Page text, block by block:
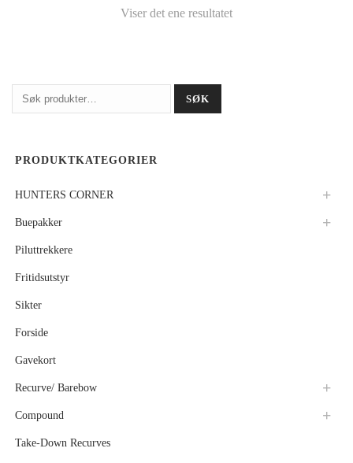
Viser det ene resultatet
Søk
etter:
SØK
PRODUKTKATEGORIER
HUNTERS CORNER
Buepakker
Piluttrekkere
Fritidsutstyr
Sikter
Forside
Gavekort
Recurve/ Barebow
Compound
Take-Down Recurves